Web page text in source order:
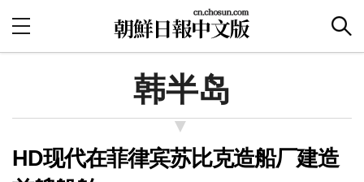
韩半岛
HD现代在菲律宾苏比克造船厂建造